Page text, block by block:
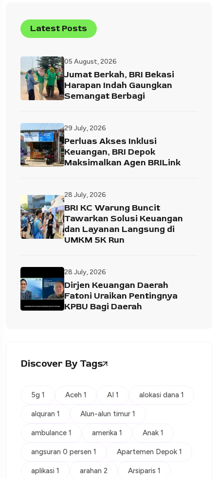
Latest Posts
05 August, 2026
Jumat Berkah, BRI Bekasi
Harapan Indah Gaungkan
Semangat Berbagi
29 July, 2026
Perluas Akses Inklusi
Keuangan, BRI Depok
Maksimalkan Agen BRILink
28 July, 2026
BRI KC Warung Buncit
Tawarkan Solusi Keuangan
dan Layanan Langsung di
UMKM 5K Run
28 July, 2026
Dirjen Keuangan Daerah
Fatoni Uraikan Pentingnya
KPBU Bagi Daerah
Discover By Tags
5g 1 Aceh 1 AI 1 alokasi dana 1
alquran 1 Alun-alun timur 1
ambulance 1 amerika 1 Anak 1
angsuran 0 persen 1 Apartemen Depok 1
aplikasi 1 arahan 2 Arsiparis 1